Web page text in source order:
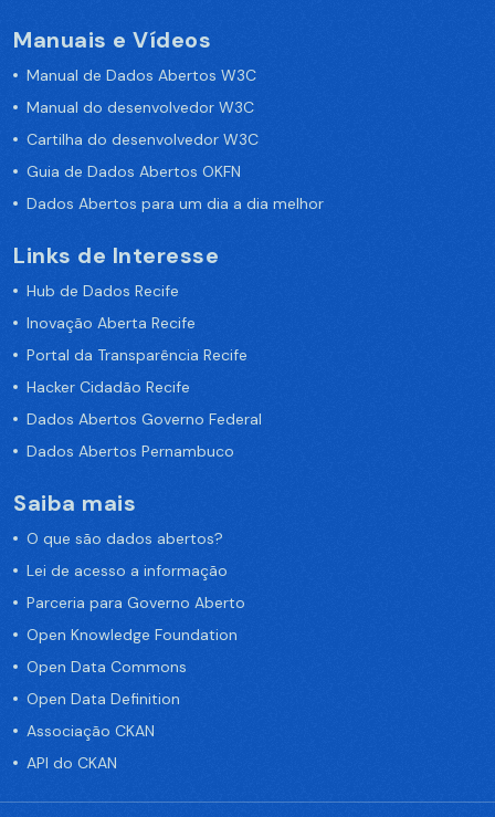
Manuais e Vídeos
Manual de Dados Abertos W3C
Manual do desenvolvedor W3C
Cartilha do desenvolvedor W3C
Guia de Dados Abertos OKFN
Dados Abertos para um dia a dia melhor
Links de Interesse
Hub de Dados Recife
Inovação Aberta Recife
Portal da Transparência Recife
Hacker Cidadão Recife
Dados Abertos Governo Federal
Dados Abertos Pernambuco
Saiba mais
O que são dados abertos?
Lei de acesso a informação
Parceria para Governo Aberto
Open Knowledge Foundation
Open Data Commons
Open Data Definition
Associação CKAN
API do CKAN